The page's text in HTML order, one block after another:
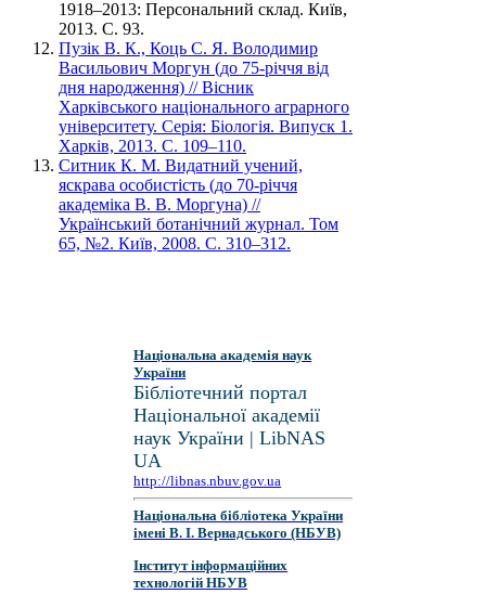
1918–2013: Персональний склад. Київ,
2013. С. 93.
Пузік В. К., Коць С. Я. Володимир
Васильович Моргун (до 75-річчя від
дня народження) // Вісник
Харківського національного аграрного
університету. Серія: Біологія. Випуск 1.
Харків, 2013. С. 109–110.
Ситник К. М. Видатний учений,
яскрава особистість (до 70-річчя
академіка В. В. Моргуна) //
Український ботанічний журнал. Том
65, №2. Київ, 2008. С. 310–312.
Національна академія наук
України
Бібліотечний портал
Національної академії
наук України | LibNAS
UA
http://libnas.nbuv.gov.ua
Національна бібліотека України
імені В. І. Вернадського (НБУВ)
Інститут інформаційних
технологій НБУВ